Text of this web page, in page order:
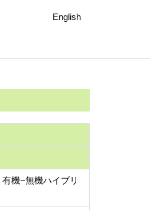
English
機−無機ハイブリ